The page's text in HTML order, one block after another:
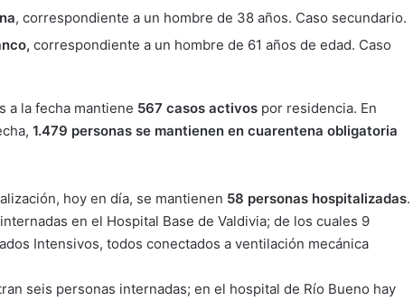
, correspondiente a un hombre de 38 años. Caso secundario.
correspondiente a un hombre de 61 años de edad. Caso
a la fecha mantiene 567 casos activos por residencia. En
1.479 personas se mantienen en cuarentena obligatoria
hoy en día, se mantienen 58 personas hospitalizadas.
en el Hospital Base de Valdivia; de los cuales 9
Intensivos, todos conectados a ventilación mecánica
seis personas internadas; en el hospital de Río Bueno hay